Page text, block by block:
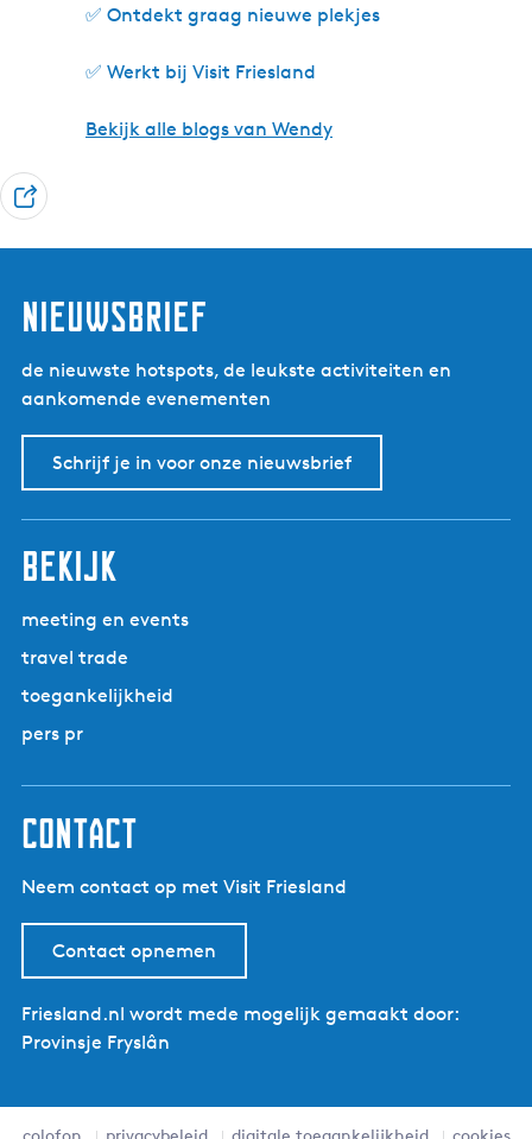
✅ Ontdekt graag nieuwe plekjes
✅ Werkt bij Visit Friesland
Bekijk alle blogs van Wendy
D
nieuwsbrief
de nieuwste hotspots, de leukste activiteiten en
aankomende evenementen
Schrijf je in voor onze nieuwsbrief
bekijk
meeting en events
travel trade
toegankelijkheid
pers pr
contact
Neem contact op met Visit Friesland
Contact opnemen
Friesland.nl wordt mede mogelijk gemaakt door:
Provinsje Fryslân
colofon privacybeleid digitale toegankelijkheid cookies